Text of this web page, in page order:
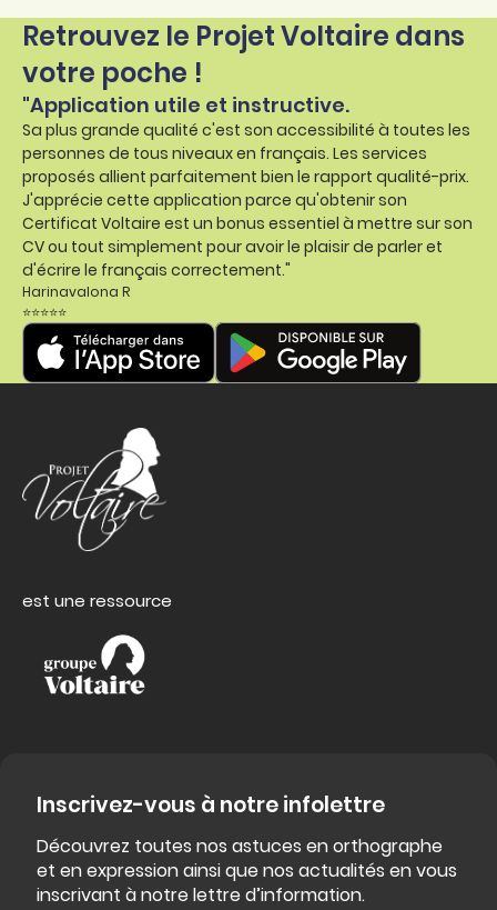
Retrouvez le Projet Voltaire dans
votre poche !
"Application utile et instructive.
Sa plus grande qualité c'est son accessibilité à toutes les
personnes de tous niveaux en français. Les services
proposés allient parfaitement bien le rapport qualité-prix.
J'apprécie cette application parce qu'obtenir son
Certificat Voltaire est un bonus essentiel à mettre sur son
CV ou tout simplement pour avoir le plaisir de parler et
d'écrire le français correctement."
Harinavalona R
⭐⭐⭐⭐⭐
est une ressource
Inscrivez-vous à notre infolettre
Découvrez toutes nos astuces en orthographe
et en expression ainsi que nos actualités en vous
inscrivant à notre lettre d’information.